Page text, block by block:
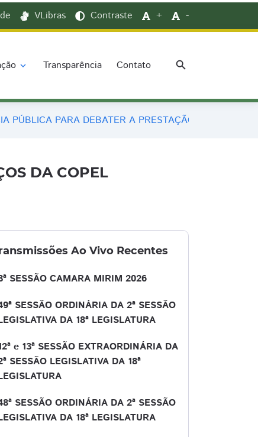
VLibras Contraste + -
expand_more Transparência Contato search
PÚBLICA PARA DEBATER A PRESTAÇÃO DE
DA COPEL
Ao Vivo Recentes
SESSÃO CAMARA MIRIM 2026
SESSÃO ORDINÁRIA DA 2ª SESSÃO
DA 18ª LEGISLATURA
e 13ª SESSÃO EXTRAORDINÁRIA DA
SESSÃO LEGISLATIVA DA 18ª
SESSÃO ORDINÁRIA DA 2ª SESSÃO
DA 18ª LEGISLATURA